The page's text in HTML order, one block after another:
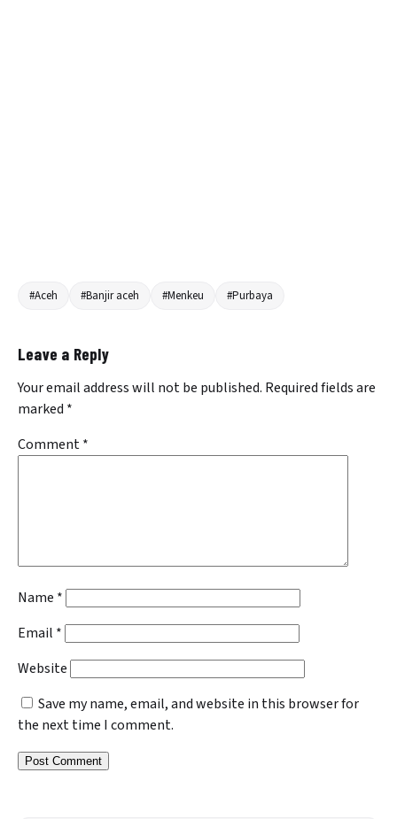
#Aceh #Banjir aceh #Menkeu #Purbaya
Leave a Reply
Your email address will not be published. Required fields are
marked *
Comment*
Name *
Email *
Website
Save my name, email, and website in this browser for
the next time I comment.